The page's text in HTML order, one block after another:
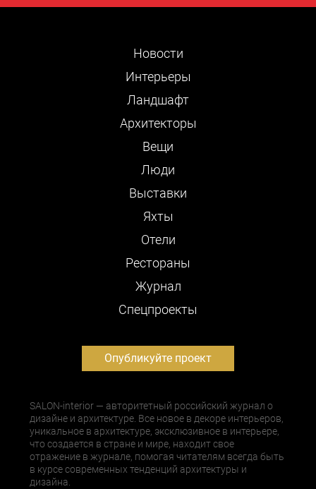
Новости
Интерьеры
Ландшафт
Архитекторы
Вещи
Люди
Выставки
Яхты
Отели
Рестораны
Журнал
Cпецпроекты
Опубликуйте проект
SALON-interior — авторитетный российский журнал о
дизайне и архитектуре. Все новое в декоре интерьеров,
уникальное в архитектуре, эксклюзивное в интерьере,
что создается в стране и мире, находит свое
отражение в журнале, помогая читателям всегда быть
в курсе современных тенденций архитектуры и
дизайна.